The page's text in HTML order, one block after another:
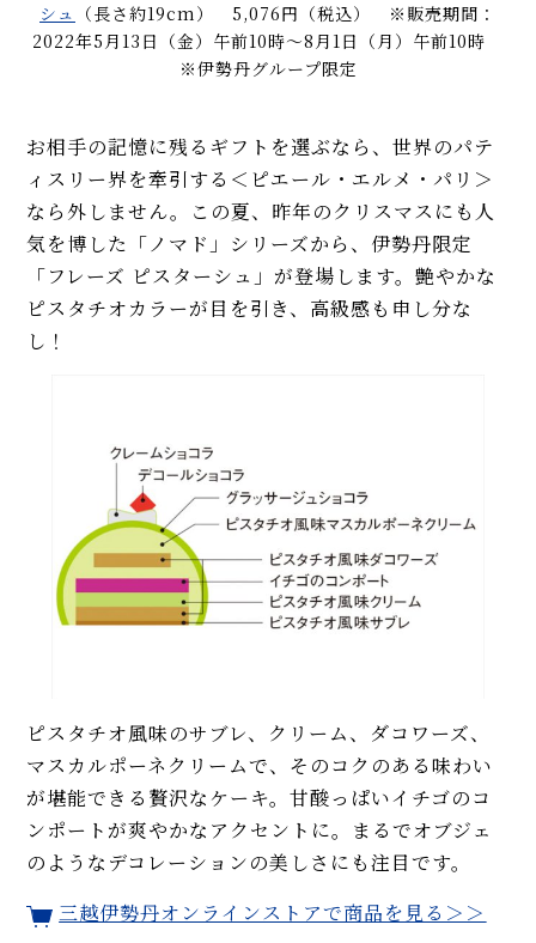
シュ （長さ約19cm） 5,076円（税込） ※販売期間：
2022年5月13日（金）午前10時～8月1日（月）午前10時
※伊勢丹グループ限定
お相手の記憶に残るギフトを選ぶなら、世界のパテ
ィスリー界を牽引する＜ピエール・エルメ・パリ＞
なら外しません。この夏、昨年のクリスマスにも人
気を博した「ノマド」シリーズから、伊勢丹限定
「フレーズ ピスターシュ」が登場します。艶やかな
ピスタチオカラーが目を引き、高級感も申し分な
し！
ピスタチオ風味のサブレ、クリーム、ダコワーズ、
マスカルポーネクリームで、そのコクのある味わい
が堪能できる贅沢なケーキ。甘酸っぱいイチゴのコ
ンポートが爽やかなアクセントに。まるでオブジェ
のようなデコレーションの美しさにも注目です。
三越伊勢丹オンラインストアで商品を見る＞＞